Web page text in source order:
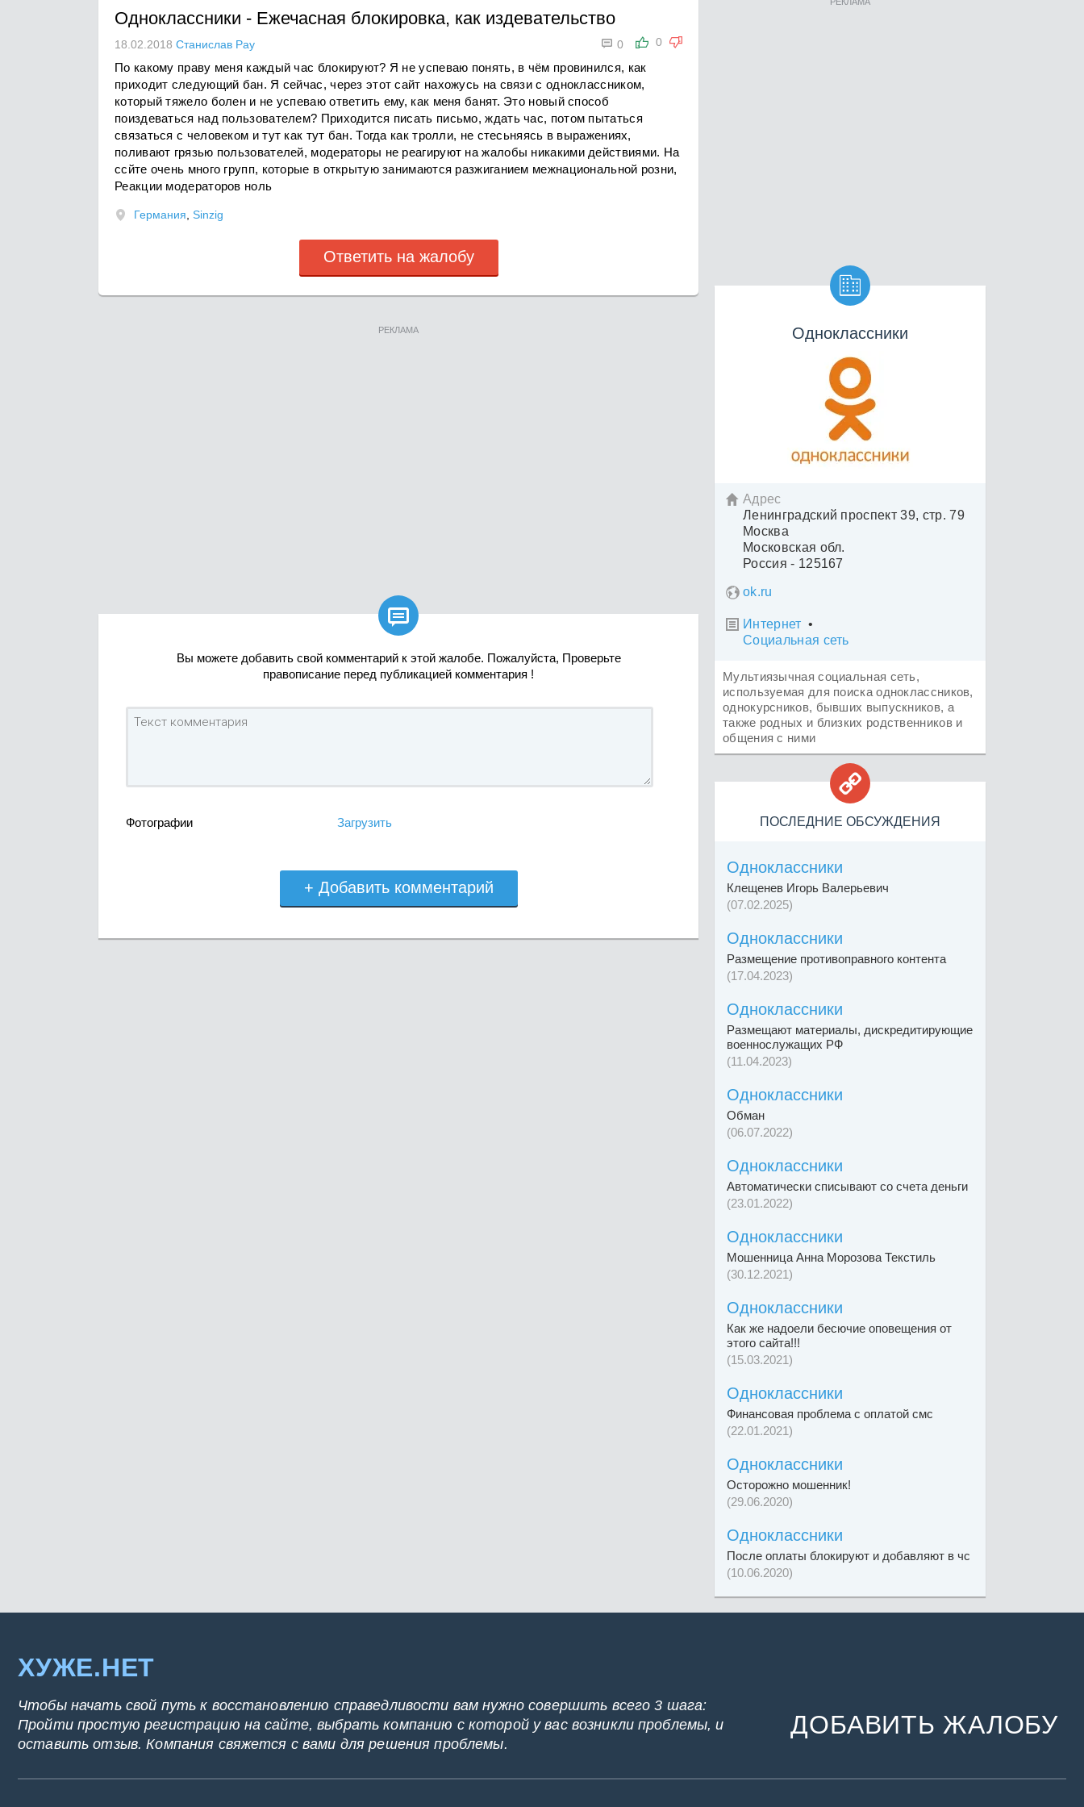
Одноклассники - Ежечасная блокировка, как издевательство
0
 0
18.02.2018 Станислав Рау
По какому праву меня каждый час блокируют? Я не успеваю понять, в чём провинился, как
приходит следующий бан. Я сейчас, через этот сайт нахожусь на связи с одноклассником,
который тяжело болен и не успеваю ответить ему, как меня банят. Это новый способ
поиздеваться над пользователем? Приходится писать письмо, ждать час, потом пытаться
связаться с человеком и тут как тут бан. Тогда как тролли, не стесьняясь в выражениях,
поливают грязью пользователей, модераторы не реагируют на жалобы никакими действиями. На
ссйте очень много групп, которые в открытую занимаются разжиганием межнациональной розни,
Реакции модераторов ноль
Германия Sinzig
Ответить на жалобу
РЕКЛАМА

Вы можете добавить свой комментарий к этой жалобе. Пожалуйста, Проверьте
правописание перед публикацией комментария !
Фотографии Загрузить
+ Добавить комментарий

Одноклассники
 Адрес
Ленинградский проспект 39, стр. 79
Москва
Московская обл.
Россия - 125167
ok.ru
 Интернет •
Социальная сеть
Мультиязычная социальная сеть,
используемая для поиска одноклассников,
однокурсников, бывших выпускников, а
также родных и близких родственников и
общения с ними

ПОСЛЕДНИЕ ОБСУЖДЕНИЯ
Одноклассники
Клещенев Игорь Валерьевич
(07.02.2025)
Одноклассники
Размещение противоправного контента
(17.04.2023)
Одноклассники
Размещают материалы, дискредитирующие
военнослужащих РФ
(11.04.2023)
Одноклассники
Обман
(06.07.2022)
Одноклассники
Автоматически списывают со счета деньги
(23.01.2022)
Одноклассники
Мошенница Анна Морозова Текстиль
(30.12.2021)
Одноклассники
Как же надоели бесючие оповещения от
этого сайта!!!
(15.03.2021)
Одноклассники
Финансовая проблема с оплатой смс
(22.01.2021)
Одноклассники
Осторожно мошенник!
(29.06.2020)
Одноклассники
После оплаты блокируют и добавляют в чс
(10.06.2020)
ХУЖЕ.НЕТ
Чтобы начать свой путь к восстановлению справедливости вам нужно совершить всего 3 шага:
Пройти простую регистрацию на сайте, выбрать компанию с которой у вас возникли проблемы, и
оставить отзыв. Компания свяжется с вами для решения проблемы.
ДОБАВИТЬ ЖАЛОБУ